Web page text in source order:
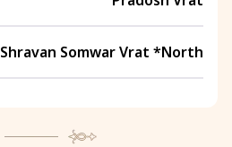
Shravan Somwar Vrat *North